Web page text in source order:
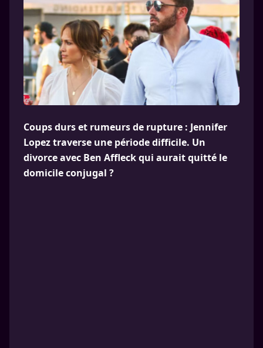
Coups durs et rumeurs de rupture : Jennifer
Lopez traverse une période difficile. Un
divorce avec Ben Affleck qui aurait quitté le
domicile conjugal ?